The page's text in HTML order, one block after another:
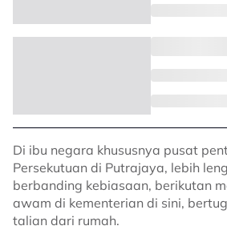
Di ibu negara khususnya pusat
Persekutuan di Putrajaya, lebih
berbanding kebiasaan, berikutan
awam di kementerian di sini,
talian dari rumah.